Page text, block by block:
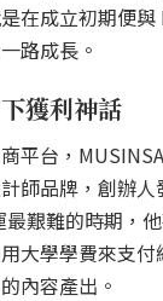
在成立初期便與
路成長。
獲利神話
平台，
師品牌，創辦人
艱難的時期，
大學學費來支付
內容產出。